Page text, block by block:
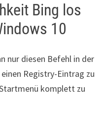
Bing los
10
nur diesen Befehl in der
Registry-Eintrag zu
komplett zu